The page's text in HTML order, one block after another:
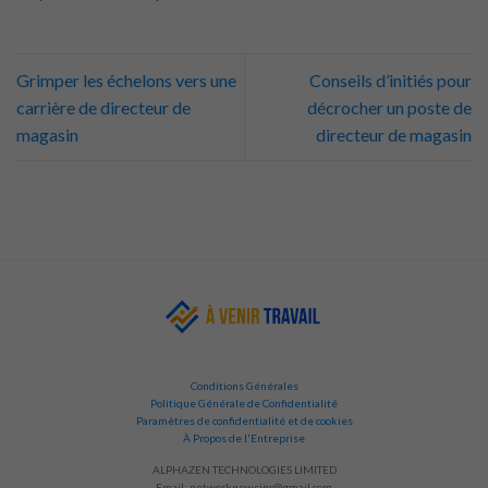
Grimper les échelons vers une
carrière de directeur de
magasin
Conseils d’initiés pour
décrocher un poste de
directeur de magasin
Conditions Générales
Politique Générale de Confidentialité
Paramètres de confidentialité et de cookies
À Propos de l'Entreprise
ALPHAZEN TECHNOLOGIES LIMITED